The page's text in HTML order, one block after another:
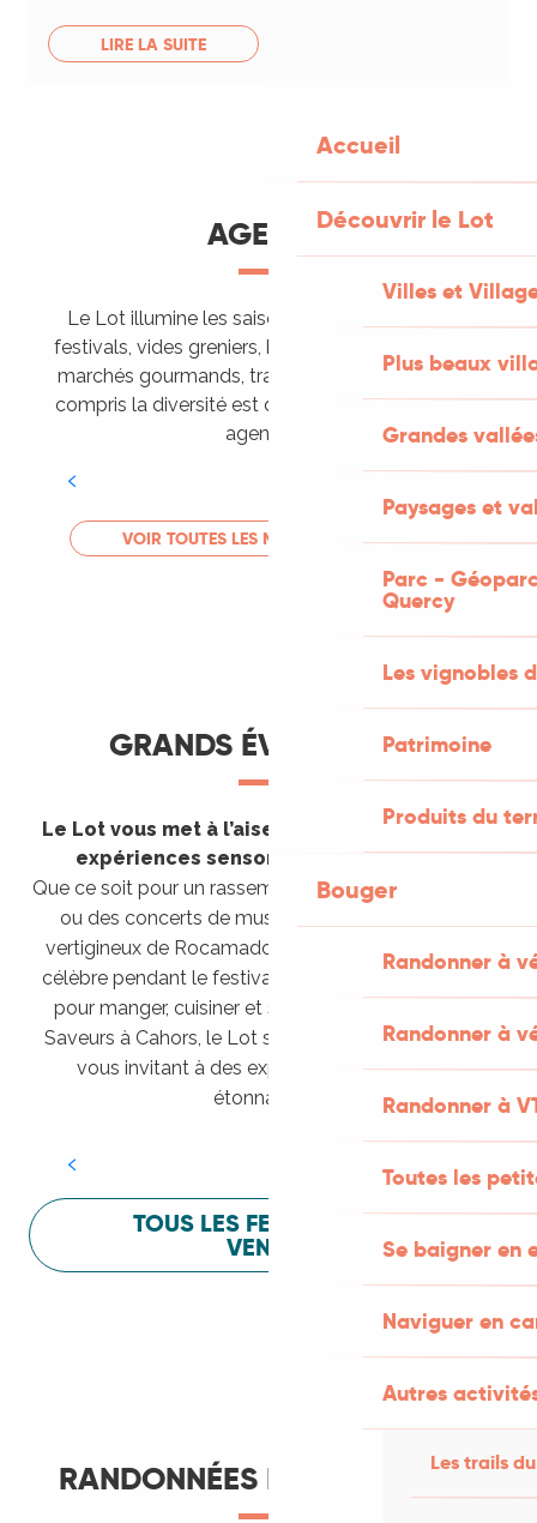
Accueil
Découvrir le Lot
Villes et
Plus beaux
Grandes
Paysages et
Parc -
Quercy
Les vignobles
Patrimoine
Produits du
Bouger
Randonner à
Randonner à
Randonner à
Toutes les
Se baigner en
Naviguer en
Autres
Les trails
LIRE LA SUITE
AGENDA
Le Lot illumine les saisons de ses animations :
festivals, vides greniers, brocantes, fêtes votives,
marchés gourmands, trails sportifs… Vous l’aurez
compris la diversité est de mise, alors tous à vos
agendas !
LIRE LA SUITE
VOIR TOUTES LES MANIFESTATIONS
GRANDS ÉVÈNEMENTS
Le Lot vous met à l’aise en vous invitant à des
expériences sensorielles étonnantes !
Que ce soit pour un rassemblement de montgolfières
ou des concerts de musique sacrée dans le site
vertigineux de Rocamadour, pour écouter un opéra
célèbre pendant le festival de Saint-Céré ou encore
pour manger, cuisiner et s’amuser pendant Lot of
Saveurs à Cahors, le Lot sait vous mettre à l’aise en
vous invitant à des expériences sensorielles
étonnantes !
Festival Lot of Saveurs
TOUS LES FESTIVALS À
VENIR
RANDONNÉES ET ITINÉRANCE